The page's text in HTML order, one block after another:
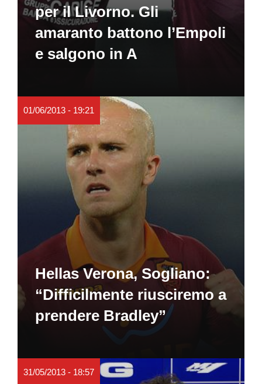
per il Livorno. Gli
amaranto battono l’Empoli
e salgono in A
01/06/2013 - 19:21
Hellas Verona, Sogliano:
“Difficilmente riusciremo a
prendere Bradley”
31/05/2013 - 18:57